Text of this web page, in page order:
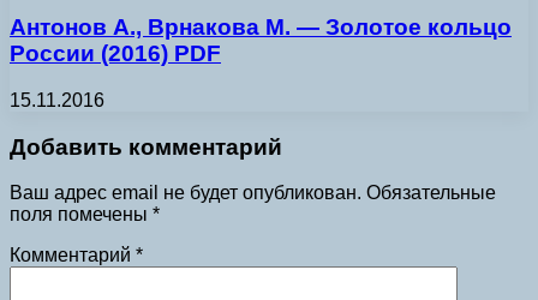
Антонов А., Врнакова М. — Золотое кольцо
России (2016) PDF
15.11.2016
Добавить комментарий
Ваш адрес email не будет опубликован. Обязательные
поля помечены *
Комментарий *